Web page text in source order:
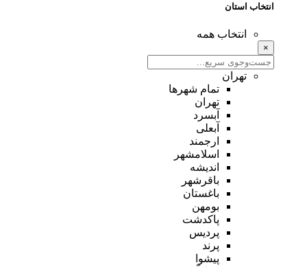
انتخاب استان
انتخاب همه
×
تهران
تمام شهر‌ها
تهران
آبسرد
آبعلی
ارجمند
اسلامشهر
اندیشه
باقرشهر
باغستان
بومهن
پاکدشت
پردیس
پرند
پیشوا